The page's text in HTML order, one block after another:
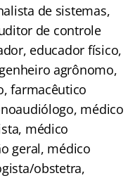
de sistemas,
de controle
educador físico,
agrônomo,
farmacêutico
médico
médico
geral, médico
obstetra,